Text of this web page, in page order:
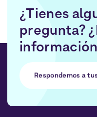
¿Tienes
pregunta?
Respondemos a